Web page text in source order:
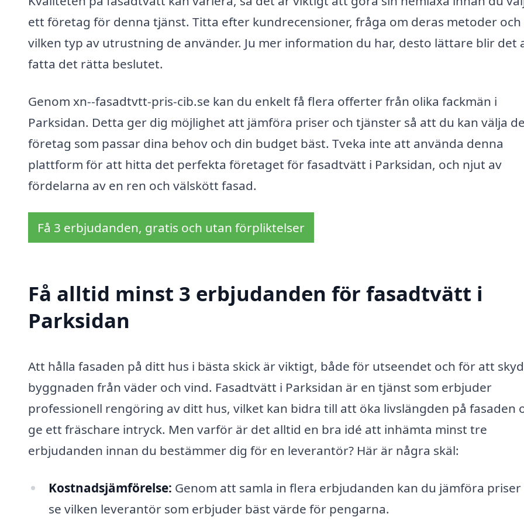
ett företag för denna tjänst. Titta efter kundrecensioner, fråga om deras metoder och
vilken typ av utrustning de använder. Ju mer information du har, desto lättare blir det
fatta det rätta beslutet.
Genom xn--fasadtvtt-pris-cib.se kan du enkelt få flera offerter från olika fackmän i
Parksidan. Detta ger dig möjlighet att jämföra priser och tjänster så att du kan välja
företag som passar dina behov och din budget bäst. Tveka inte att använda denna
plattform för att hitta det perfekta företaget för fasadtvätt i Parksidan, och njut av
fördelarna av en ren och välskött fasad.
Få 3 erbjudanden, gratis och utan förpliktelser
Få alltid minst 3 erbjudanden för fasadtvätt i
Parksidan
Att hålla fasaden på ditt hus i bästa skick är viktigt, både för utseendet och för att
byggnaden från väder och vind. Fasadtvätt i Parksidan är en tjänst som erbjuder
professionell rengöring av ditt hus, vilket kan bidra till att öka livslängden på fasaden
ge ett fräschare intryck. Men varför är det alltid en bra idé att inhämta minst tre
erbjudanden innan du bestämmer dig för en leverantör? Här är några skäl:
Kostnadsjämförelse: Genom att samla in flera erbjudanden kan du jämföra priser
se vilken leverantör som erbjuder bäst värde för pengarna.